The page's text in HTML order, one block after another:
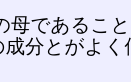
母であるこ
分とがよ